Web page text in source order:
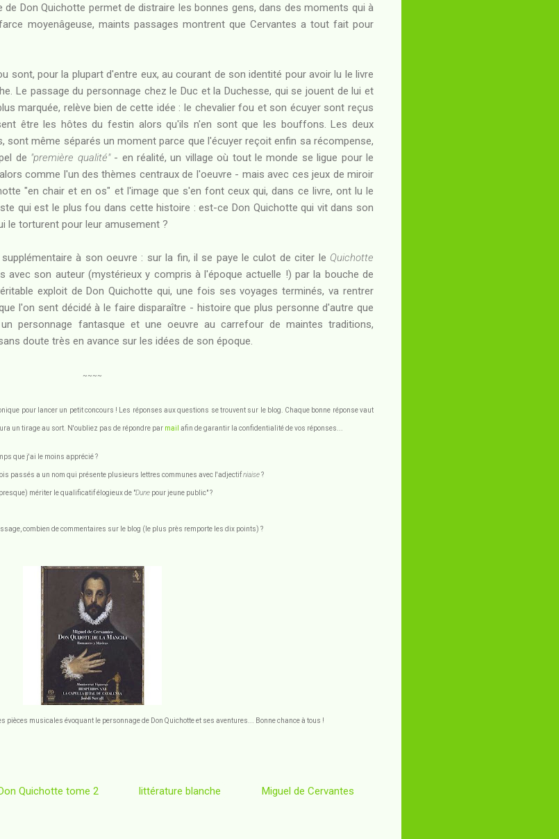
Don Quichotte permet de distraire les bonnes gens, dans des moments qui à
moyenâgeuse, maints passages montrent que Cervantes a tout fait pour
sont, pour la plupart d'entre eux, au courant de son identité pour avoir lu le livre
Le passage du personnage chez le Duc et la Duchesse, qui se jouent de lui et
marquée, relève bien de cette idée : le chevalier fou et son écuyer sont reçus
être les hôtes du festin alors qu'ils n'en sont que les bouffons. Les deux
sont même séparés un moment parce que l'écuyer reçoit enfin sa récompense,
de "première qualité"- en réalité, un village où tout le monde se ligue pour le
comme l'un des thèmes centraux de l'oeuvre - mais avec ces jeux de miroir
"en chair et en os" et l'image que s'en font ceux qui, dans ce livre, ont lu le
qui est le plus fou dans cette histoire : est-ce Don Quichotte qui vit dans son
le torturent pour leur amusement ?
à son oeuvre : sur la fin, il se paye le culot de citer le Quichotte
avec son auteur (mystérieux y compris à l'époque actuelle !) par la bouche de
exploit de Don Quichotte qui, une fois ses voyages terminés, va rentrer
l'on sent décidé à le faire disparaître - histoire que plus personne d'autre que
personnage fantasque et une oeuvre au carrefour de maintes traditions,
doute très en avance sur les idées de son époque.
~~~~
pour lancer un petit concours ! Les réponses aux questions se trouvent sur le blog. Chaque bonne réponse vaut
un tirage au sort. N'oubliez pas de répondre par mail afin de garantir la confidentialité de vos réponses...
que j'ai le moins apprécié ?
passés a un nom qui présente plusieurs lettres communes avec l'adjectifniaise?
mériter le qualificatif élogieux de "Dune pour jeune public" ?
combien de commentaires sur le blog (le plus près remporte les dix points) ?
pièces musicales évoquant le personnage de Don Quichotte et ses aventures... Bonne chance à tous !
Quichotte tome 2 littérature blanche Miguel de Cervantes